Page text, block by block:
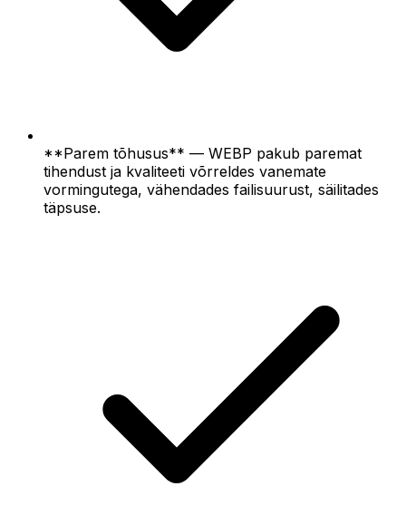
**Parem tõhusus** — WEBP pakub paremat
tihendust ja kvaliteeti võrreldes vanemate
vormingutega, vähendades failisuurust, säilitades
täpsuse.